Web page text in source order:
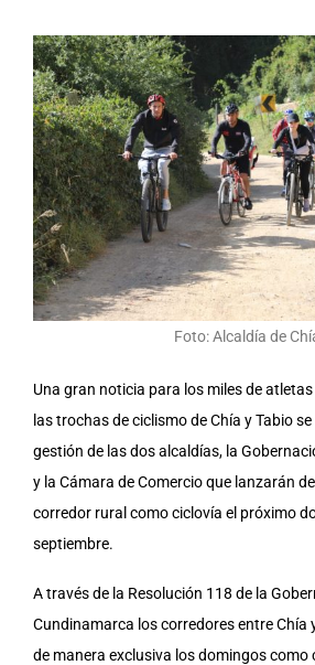
Foto: Alcaldía de
Una gran noticia para los miles de
las trochas de ciclismo de Chía y Tabio
gestión de las dos alcaldías, la
y la Cámara de Comercio que lanzarán
corredor rural como ciclovía el próximo
septiembre.
A través de la Resolución 118 de la
Cundinamarca los corredores entre Chía
de manera exclusiva los domingos como